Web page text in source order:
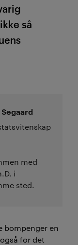
så
med
i
sted.
bompenger en
for det